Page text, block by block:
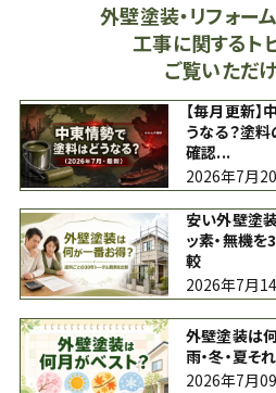
外壁塗装・リフォー
工事に関するト
ご覧いただけ
【毎月更新
うなる？塗
確認...
2026年7月
安い外壁塗
ッ素・無機
較
2026年7月
外壁塗装は
雨・冬・夏そ
2026年7月